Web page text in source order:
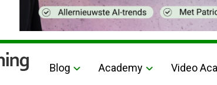
Blog Academy Video